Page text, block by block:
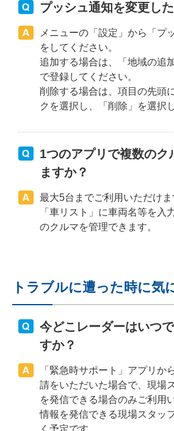
プッシュ通知を変更し
メニューの「設定」から「プ
をしてください。
追加する場合は、「地域の追
で登録してください。
削除する場合は、項目の先頭
クを選択し、「削除」を選択
1つのアプリで複数のク
ますか？
最大5台までご利用いただけま
「車リスト」に車両名等を入
のクルマを管理できます。
トラブルに遭った時に気
今どこレーダーはいつ
すか？
「緊急時サポート」アプリか
請をいただいた場合で、現場
を発信できる場合のみご利用
情報を発信できる現場スタッ